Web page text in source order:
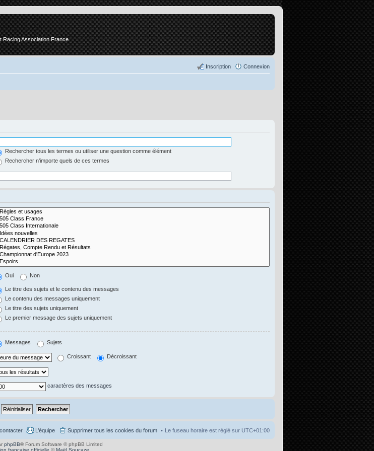
Racing Association France
Connexion
Inscription
Rechercher tous les termes ou utiliser une question comme élément
Rechercher n’importe quels de ces termes
Oui Non
Le titre des sujets et le contenu des messages
Le contenu des messages uniquement
Le titre des sujets uniquement
Le premier message des sujets uniquement
Messages Sujets
Croissant Décroissant
caractères des messages
Le fuseau horaire est réglé sur UTC+01:00
Supprimer tous les cookies du forum
L’équipe
phpBB® Forum Software © phpBB Limited
française officielle ©Maël Soucaze